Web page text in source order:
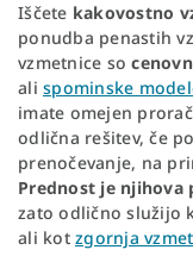
Iščete kakovostno
ponudba penastih
vzmetnice so
ali spominske
imate omejen
odlična rešitev, če
prenočevanje, na
Prednost je
zato odlično služijo
ali kot zgornja